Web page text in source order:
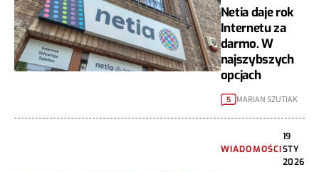
Netia daje rok
Internetu za
darmo. W
najszybszych
opcjach
5 MARIAN SZUTIAK
WIADOMOŚCI
19
STY
2026